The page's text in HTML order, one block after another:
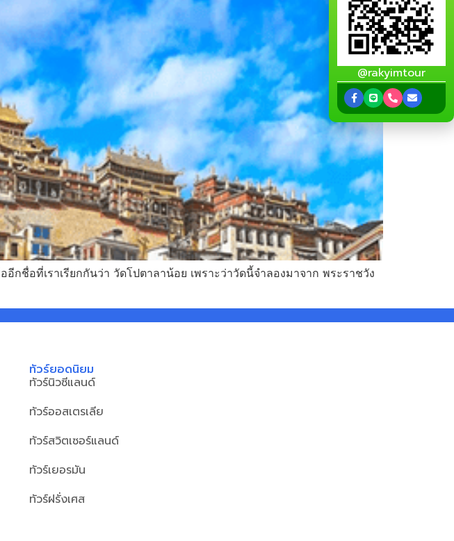
กชื่อที่เราเรียกกันว่า วัดโปตาลาน้อย เพราะว่าวัดนี้จำลองมาจาก พระราชวัง
ทัวร์ยอดนิยม
ทัวร์นิวซีแลนด์
ทัวร์ออสเตรเลีย
ทัวร์สวิตเซอร์แลนด์
ทัวร์เยอรมัน
ทัวร์ฝรั่งเศส
@rakyimtour